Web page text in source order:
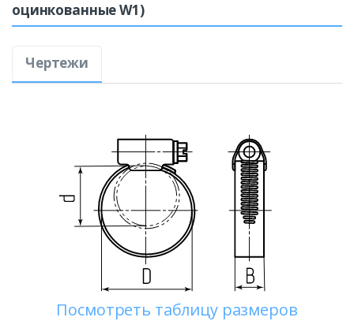
оцинкованные W1)
Чертежи
Посмотреть таблицу размеров